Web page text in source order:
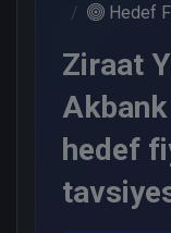
Hedef
Ziraat
hedef